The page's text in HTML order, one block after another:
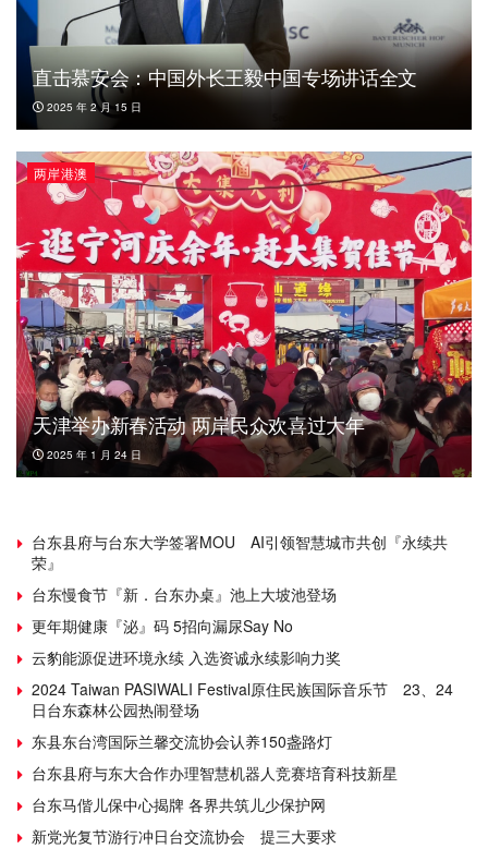
直击慕安会：中国外长王毅中国专场讲话全文
2025 年 2 月 15 日
两岸港澳
天津举办新春活动 两岸民众欢喜过大年
2025 年 1 月 24 日
台东县府与台东大学签署MOU AI引领智慧城市共创『永续共
荣』
台东慢食节『新．台东办桌』池上大坡池登场
更年期健康『泌』码 5招向漏尿Say No
云豹能源促进环境永续 入选资诚永续影响力奖
2024 Taiwan PASIWALI Festival原住民族国际音乐节 23、24
日台东森林公园热闹登场
东县东台湾国际兰馨交流协会认养150盏路灯
台东县府与东大合作办理智慧机器人竞赛培育科技新星
台东马偕儿保中心揭牌 各界共筑儿少保护网
新党光复节游行冲日台交流协会 提三大要求